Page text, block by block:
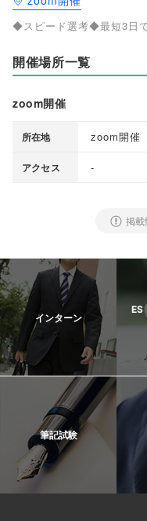
◆スピード選考◆最短3日
開催場所一覧
zoom開催
所在地 zoom開催
アクセス -
掲
インターン
ES
筆記試験